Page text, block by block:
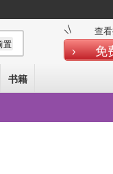
查
免
置
书籍